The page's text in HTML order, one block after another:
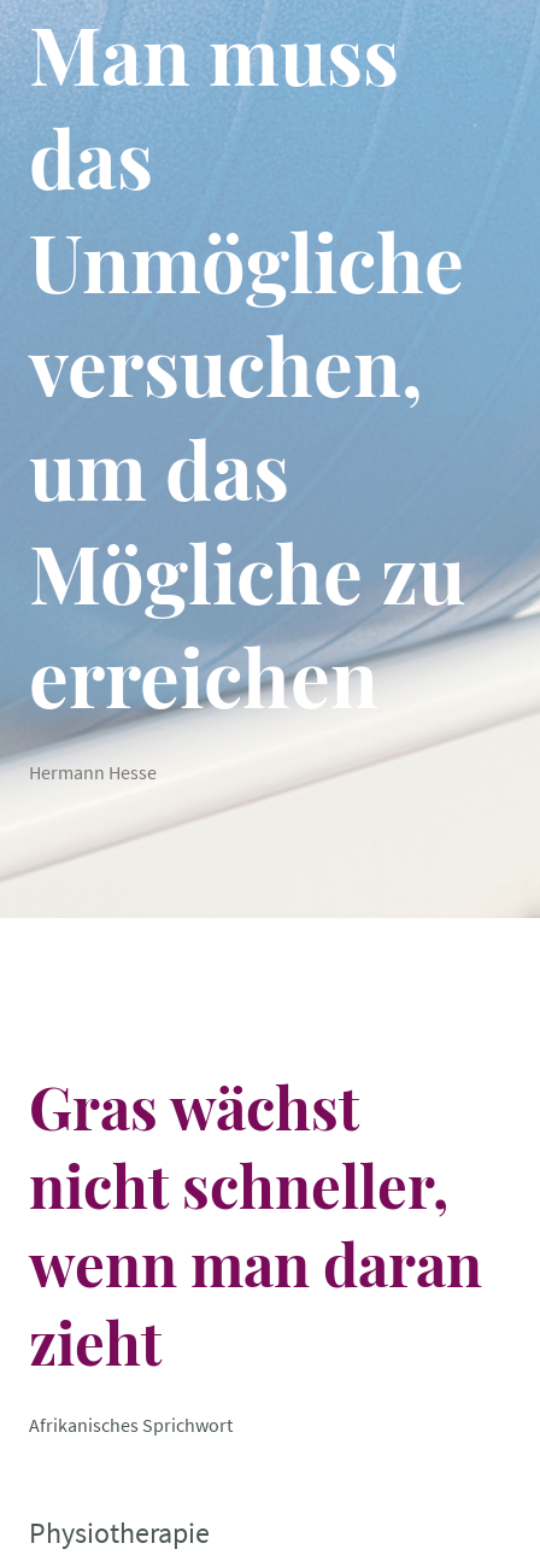
Man muss
das
Unmögliche
versuchen,
um das
Mögliche zu
erreichen
Hermann Hesse
Gras wächst
nicht schneller,
wenn man daran
zieht
Afrikanisches Sprichwort
Physiotherapie